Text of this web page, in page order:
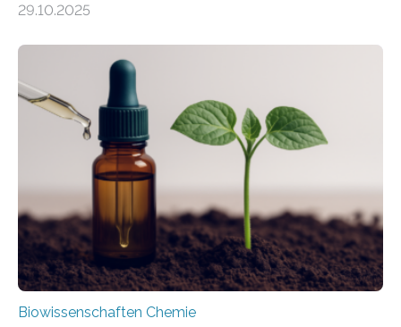
Forschende die bisher älteste bekannte Stechmücken-
Region Kachin in Myanmar und hat sich in
ausgezeichnetem Zustand erhalten. Es konnte als neue
Art einer neuen Gattung beschrieben werden und trägt
nun den Namen Cretosabethes primaevus. Dieser erste
fossile Nachweis einer Stechmückenlarve in Bernstein
stellt gleichzeitig den ersten Fossilfund einer
Mückenlarve aus dem Mesozoikum dar, denn…
29.10.2025
Biowissenschaften Chemie